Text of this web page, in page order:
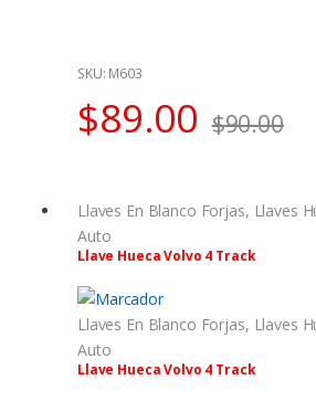
SKU: M603
$89.00 $90.00
Llaves En Blanco Forjas, Llaves
Auto
Llave Hueca Volvo 4 Track
Llaves En Blanco Forjas, Llaves
Auto
Llave Hueca Volvo 4 Track